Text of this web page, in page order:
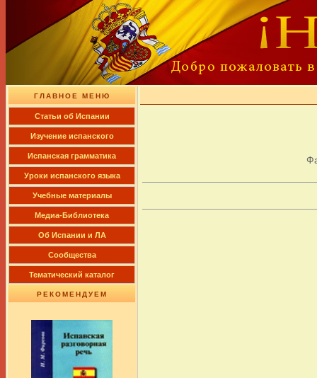
ГЛАВНОЕ МЕНЮ
Cтатьи об Испании
Изучение испанского
Испанская грамматика
Уроки испанского языка
Учебные материалы
Медиа-Библиотека
Об Испании и ЛА
Сообщества
Тематический каталог
РЕКОМЕНДУЕМ